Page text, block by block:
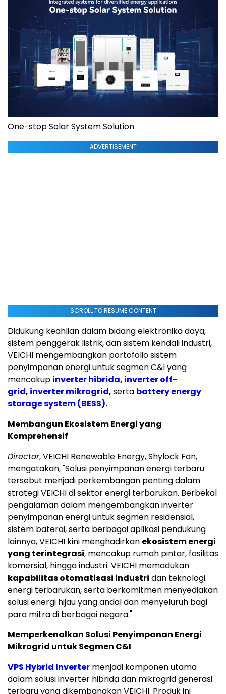
One-stop Solar System Solution
ADVERTISEMENT
SCROLL TO RESUME CONTENT
Didukung keahlian dalam bidang elektronika daya,
sistem penggerak listrik, dan sistem kendali industri,
VEICHI mengembangkan portofolio sistem
penyimpanan energi untuk segmen C&I yang
mencakup inverter hibrida, inverter off-
grid, inverter mikrogrid,serta battery energy
storage system (BESS).
Membangun Ekosistem Energi yang
Komprehensif
Director, VEICHI Renewable Energy, Shylock Fan,
mengatakan, "Solusi penyimpanan energi terbaru
tersebut menjadi perkembangan penting dalam
strategi VEICHI di sektor energi terbarukan. Berbekal
pengalaman dalam mengembangkan inverter
penyimpanan energi untuk segmen residensial,
sistem baterai, serta berbagai aplikasi pendukung
lainnya, VEICHI kini menghadirkan ekosistem energi
yang terintegrasi, mencakup rumah pintar, fasilitas
komersial, hingga industri. VEICHI memadukan
kapabilitas otomatisasi industri dan teknologi
energi terbarukan, serta berkomitmen menyediakan
solusi energi hijau yang andal dan menyeluruh bagi
para mitra di berbagai negara."
Memperkenalkan Solusi Penyimpanan Energi
Mikrogrid untuk Segmen C&I
VPS Hybrid Inverter menjadi komponen utama
dalam solusi inverter hibrida dan mikrogrid generasi
terbaru yang dikembangkan VEICHI. Produk ini